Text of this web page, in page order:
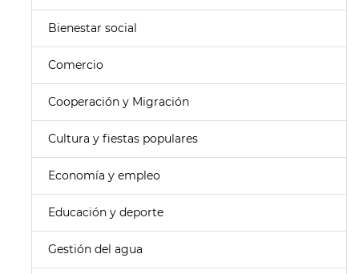
Bienestar social
Comercio
Cooperación y Migración
Cultura y fiestas populares
Economía y empleo
Educación y deporte
Gestión del agua